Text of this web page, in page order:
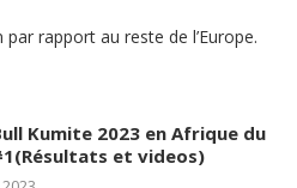
rapport au reste de l’Europe.
Kumite 2023 en Afrique du
et videos)